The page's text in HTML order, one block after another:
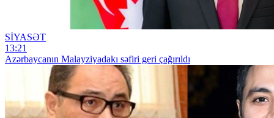
SİYASƏT
13:21
Azərbaycanın Malayziyadakı səfiri geri çağırıldı